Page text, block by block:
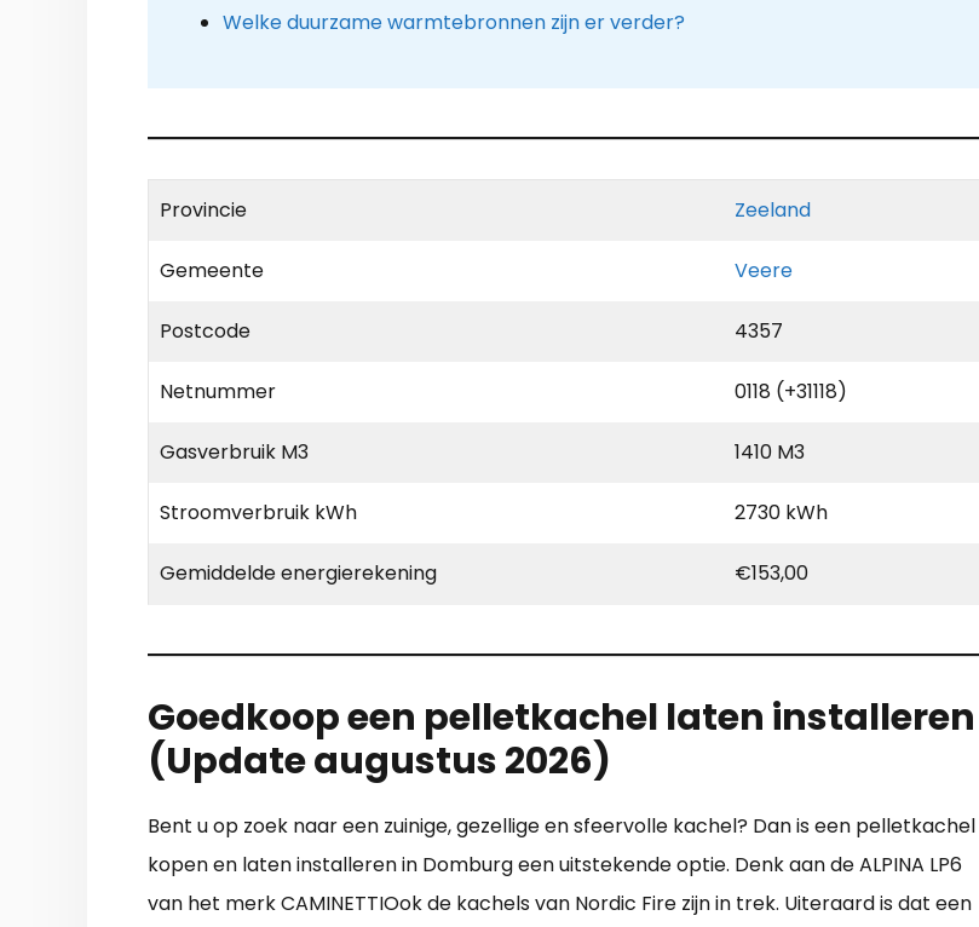
Welke duurzame warmtebronnen zijn er verder?
Provincie Zeeland
Gemeente Veere
Postcode 4357
Netnummer 0118 (+31118)
Gasverbruik M3 1410 M3
Stroomverbruik kWh 2730 kWh
Gemiddelde energierekening €153,00
Goedkoop een pelletkachel laten installeren
(Update augustus 2026)
Bent u op zoek naar een zuinige, gezellige en sfeervolle kachel? Dan is een pelletkachel
kopen en laten installeren in Domburg een uitstekende optie. Denk aan de ALPINA LP6
van het merk CAMINETTIOok de kachels van Nordic Fire zijn in trek. Uiteraard is dat een